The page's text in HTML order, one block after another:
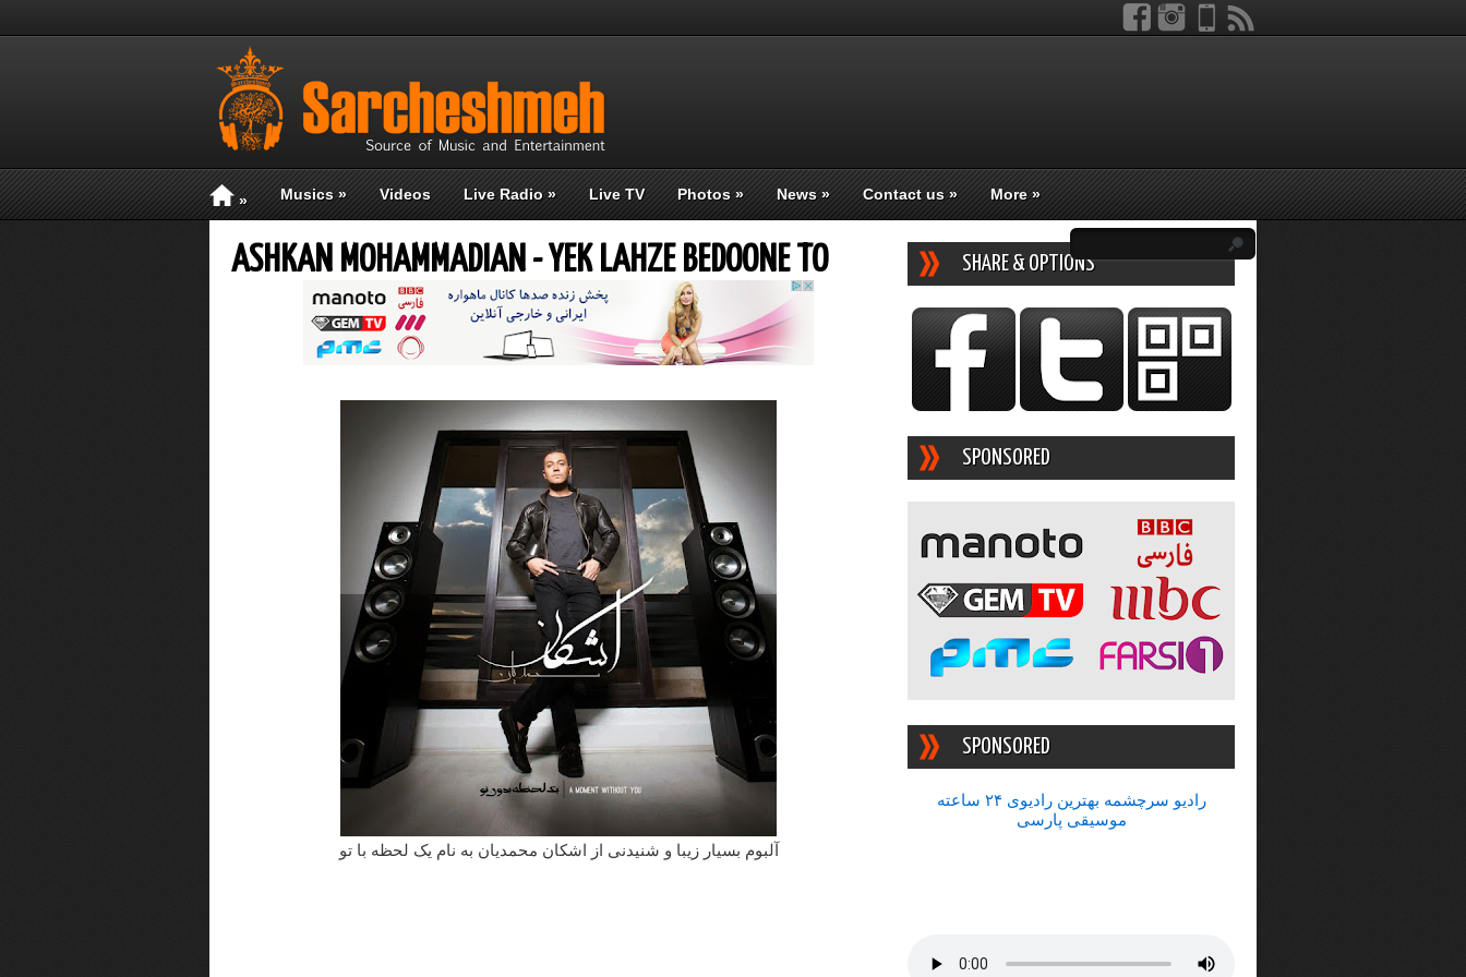
» Musics» Videos Live Radio» Live TV Photos» News» Contact us» More»
ASHKAN MOHAMMADIAN - YEK LAHZE BEDOONE TO
آلبوم بسیار زیبا و شنیدنی از اشکان محمدیان به نام یک لحظه با تو
SHARE & OPTIONS
SPONSORED
SPONSORED
رادیو سرچشمه بهترین رادیوی ۲۴ ساعته
موسیقی پارسی